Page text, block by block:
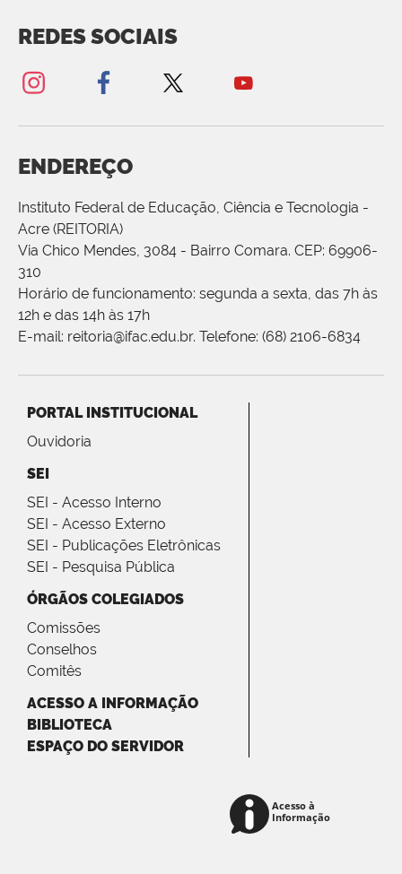
REDES SOCIAIS
ENDEREÇO
Instituto Federal de Educação, Ciência e Tecnologia -
Acre (REITORIA)
Via Chico Mendes, 3084 - Bairro Comara. CEP: 69906-
310
Horário de funcionamento: segunda a sexta, das 7h às
12h e das 14h às 17h
E-mail: reitoria@ifac.edu.br. Telefone: (68) 2106-6834
PORTAL INSTITUCIONAL
Ouvidoria
SEI
SEI - Acesso Interno
SEI - Acesso Externo
SEI - Publicações Eletrônicas
SEI - Pesquisa Pública
ÓRGÃOS COLEGIADOS
Comissões
Conselhos
Comitês
ACESSO A INFORMAÇÃO
BIBLIOTECA
ESPAÇO DO SERVIDOR